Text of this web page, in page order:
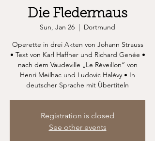
Die Fledermaus
Sun, Jan 26
  |
Dortmund
Operette in drei Akten von Johann Strauss
• Text von Karl Haffner und Richard Genée •
nach dem Vaudeville „Le Réveillon“ von
Henri Meilhac und Ludovic Halévy • In
deutscher Sprache mit Übertiteln
Registration is closed
See other events